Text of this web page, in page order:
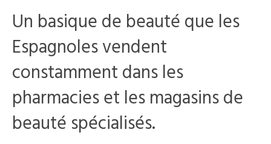
Un basique de beauté que les
Espagnoles vendent
constamment dans les
pharmacies et les magasins de
beauté spécialisés.